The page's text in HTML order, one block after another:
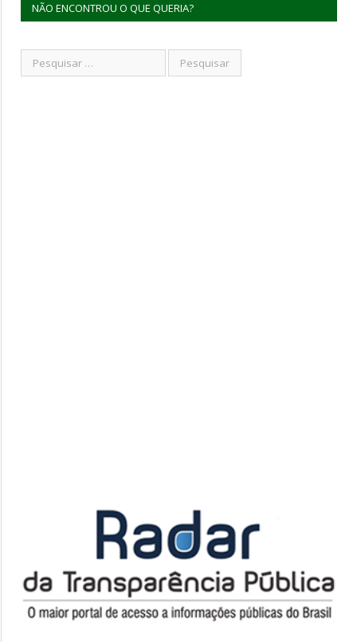
NÃO ENCONTROU O QUE QUERIA?